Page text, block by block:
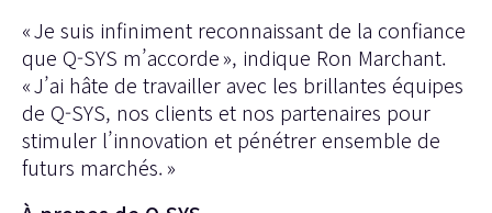
« Je suis infiniment reconnaissant de la confiance
que Q-SYS m’accorde », indique Ron Marchant.
« J’ai hâte de travailler avec les brillantes équipes
de Q-SYS, nos clients et nos partenaires pour
stimuler l’innovation et pénétrer ensemble de
futurs marchés. »